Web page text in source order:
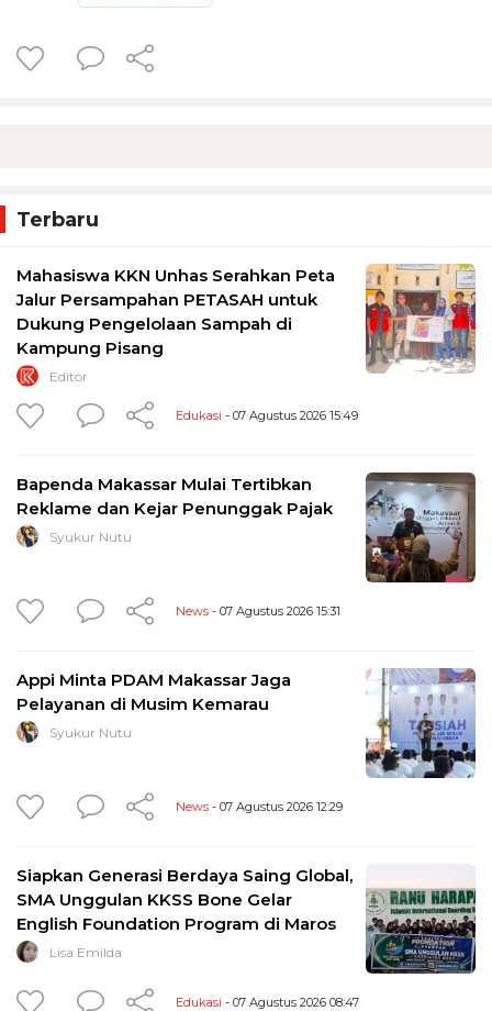
Terbaru
Mahasiswa KKN Unhas Serahkan Peta
Jalur Persampahan PETASAH untuk
Dukung Pengelolaan Sampah di
Kampung Pisang
Editor
Edukasi - 07 Agustus 2026 15:49
Bapenda Makassar Mulai Tertibkan
Reklame dan Kejar Penunggak Pajak
Syukur Nutu
News - 07 Agustus 2026 15:31
Appi Minta PDAM Makassar Jaga
Pelayanan di Musim Kemarau
Syukur Nutu
News - 07 Agustus 2026 12:29
Siapkan Generasi Berdaya Saing Global,
SMA Unggulan KKSS Bone Gelar
English Foundation Program di Maros
Lisa Emilda
Edukasi - 07 Agustus 2026 08:47